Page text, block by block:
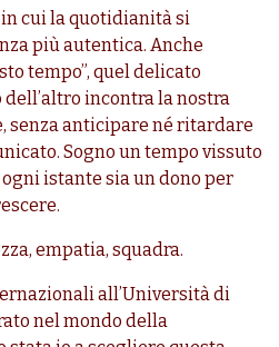
cui la quotidianità si
più autentica. Anche
tempo”, quel delicato
incontra la nostra
senza anticipare né ritardare
Sogno un tempo vissuto
istante sia un dono per
empatia, squadra.
all’Università di
nel mondo della